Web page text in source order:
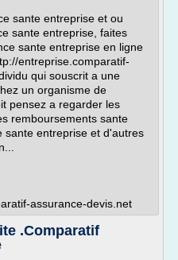
sante entreprise et ou
sante entreprise, faites
sante entreprise en ligne
entreprise.comparatif-
qui souscrit a une
un organisme de
pensez a regarder les
remboursements sante
sante entreprise et d'autres
assurance-devis.net
.Comparatif